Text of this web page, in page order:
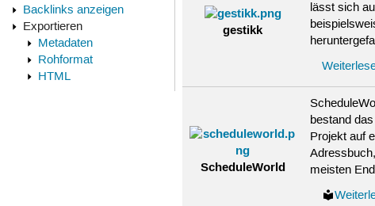
Backlinks anzeigen
Exportieren
Metadaten
Rohformat
HTML
gestikk
lässt sich
ScheduleWorld
bestand
Projekt auf
meisten